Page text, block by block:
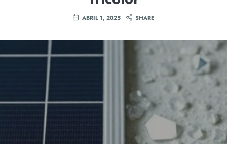
ABRIL 1, 2025 SHARE